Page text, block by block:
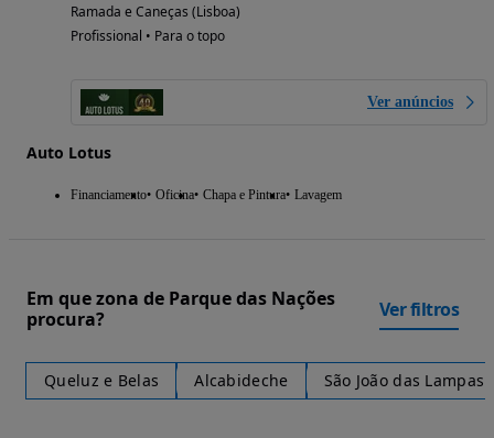
Ramada e Caneças (Lisboa)
Profissional • Para o topo
Ver anúncios
Auto Lotus
Financiamento Oficina Chapa e Pintura Lavagem
Em que zona de Parque das Nações
procura?
Ver filtros
Queluz e Belas Alcabideche São João das